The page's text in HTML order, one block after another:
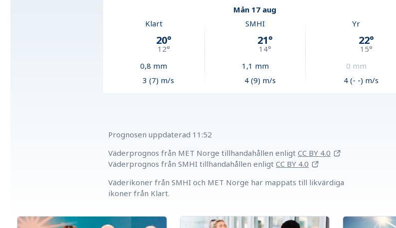
Mån 17 aug
Klart
20°
12°
0,8 mm
3 (7) m/s
SMHI
21°
14°
1,1 mm
4 (9) m/s
Yr
22°
15°
0 mm
4 (- -) m/s
Prognosen uppdaterad 11:52
Väderprognos från MET Norge tillhandahållen enligt CC BY 4.0
Väderprognos från SMHI tillhandahållen enligt CC BY 4.0
Väderikoner från SMHI och MET Norge har mappats till likvärdiga
ikoner från Klart.